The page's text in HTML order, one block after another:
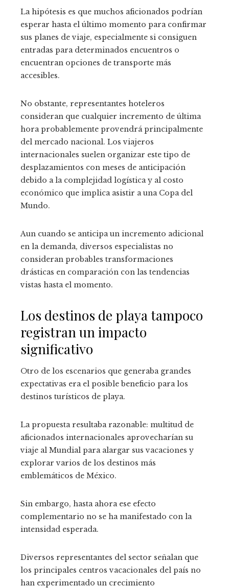
La hipótesis es que muchos aficionados podrían
esperar hasta el último momento para confirmar
sus planes de viaje, especialmente si consiguen
entradas para determinados encuentros o
encuentran opciones de transporte más
accesibles.
No obstante, representantes hoteleros
consideran que cualquier incremento de última
hora probablemente provendrá principalmente
del mercado nacional. Los viajeros
internacionales suelen organizar este tipo de
desplazamientos con meses de anticipación
debido a la complejidad logística y al costo
económico que implica asistir a una Copa del
Mundo.
Aun cuando se anticipa un incremento adicional
en la demanda, diversos especialistas no
consideran probables transformaciones
drásticas en comparación con las tendencias
vistas hasta el momento.
Los destinos de playa tampoco
registran un impacto
significativo
Otro de los escenarios que generaba grandes
expectativas era el posible beneficio para los
destinos turísticos de playa.
La propuesta resultaba razonable: multitud de
aficionados internacionales aprovecharían su
viaje al Mundial para alargar sus vacaciones y
explorar varios de los destinos más
emblemáticos de México.
Sin embargo, hasta ahora ese efecto
complementario no se ha manifestado con la
intensidad esperada.
Diversos representantes del sector señalan que
los principales centros vacacionales del país no
han experimentado un crecimiento